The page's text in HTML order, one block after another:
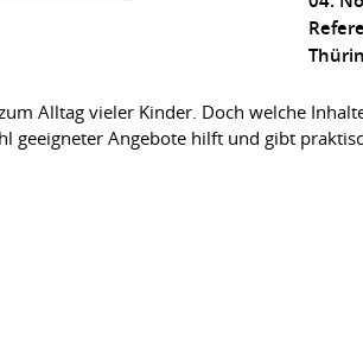
Alltag vieler Kinder. Doch welche
geeigneter Angebote hilft und gibt